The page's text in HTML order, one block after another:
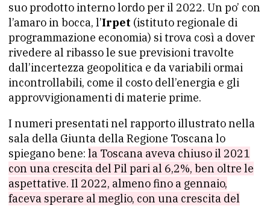
suo prodotto interno lordo per il 2022. Un po’ con
l’amaro in bocca, l’Irpet (istituto regionale di
programmazione economia) si trova così a dover
rivedere al ribasso le sue previsioni travolte
dall’incertezza geopolitica e da variabili ormai
incontrollabili, come il costo dell’energia e gli
approvvigionamenti di materie prime.
I numeri presentati nel rapporto illustrato nella
sala della Giunta della Regione Toscana lo
spiegano bene: la Toscana aveva chiuso il 2021
con una crescita del Pil pari al 6,2%, ben oltre le
aspettative. Il 2022, almeno fino a gennaio,
faceva sperare al meglio, con una crescita del